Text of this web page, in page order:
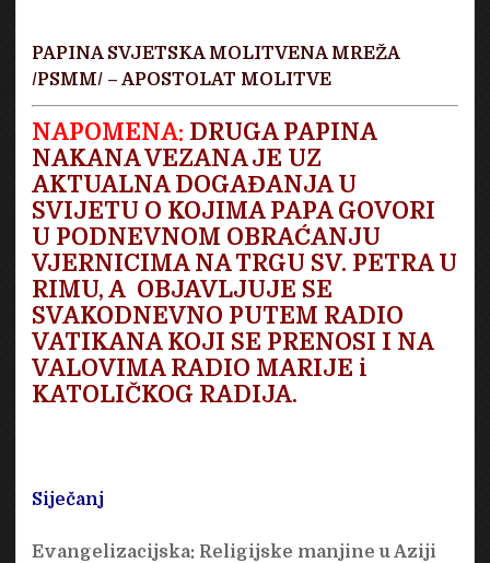
PAPINA SVJETSKA MOLITVENA MREŽA
/PSMM/ – APOSTOLAT MOLITVE
NAPOMENA: DRUGA PAPINA
NAKANA VEZANA JE UZ
AKTUALNA DOGAĐANJA U
SVIJETU O KOJIMA PAPA GOVORI
U PODNEVNOM OBRAĆANJU
VJERNICIMA NA TRGU SV. PETRA U
RIMU, A OBJAVLJUJE SE
SVAKODNEVNO PUTEM RADIO
VATIKANA KOJI SE PRENOSI I NA
VALOVIMA RADIO MARIJE i
KATOLIČKOG RADIJA.
Siječanj
Evangelizacijska: Religijske manjine u Aziji